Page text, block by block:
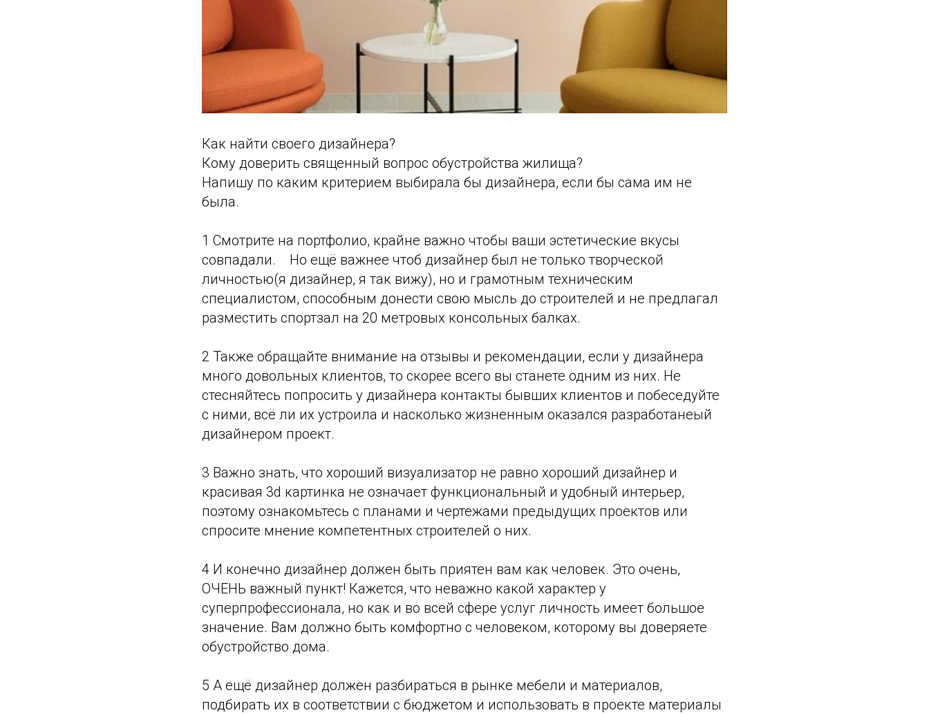
Как найти своего дизайнера?
Кому доверить священный вопрос обустройства жилища?
Напишу по каким критерием выбирала бы дизайнера, если бы сама им не
была.
1 Смотрите на портфолио, крайне важно чтобы ваши эстетические вкусы
совпадали.⠀ Но ещё важнее чтоб дизайнер был не только творческой
личностью(я дизайнер, я так вижу), но и грамотным техническим
специалистом, способным донести свою мысль до строителей и не предлагал
разместить спортзал на 20 метровых консольных балках.
2 Также обращайте внимание на отзывы и рекомендации, если у дизайнера
много довольных клиентов, то скорее всего вы станете одним из них. Не
стесняйтесь попросить у дизайнера контакты бывших клиентов и побеседуйте
с ними, всё ли их устроила и насколько жизненным оказался разработанеый
дизайнером проект.
3 Важно знать, что хороший визуализатор не равно хороший дизайнер и
красивая 3d картинка не означает функциональный и удобный интерьер,
поэтому ознакомьтесь с планами и чертежами предыдущих проектов или
спросите мнение компетентных строителей о них.
4 И конечно дизайнер должен быть приятен вам как человек. Это очень,
ОЧЕНЬ важный пункт! Кажется, что неважно какой характер у
суперпрофессионала, но как и во всей сфере услуг личность имеет большое
значение. Вам должно быть комфортно с человеком, которому вы доверяете
обустройство дома.
5 А ещё дизайнер должен разбираться в рынке мебели и материалов,
подбирать их в соответствии с бюджетом и использовать в проекте материалы